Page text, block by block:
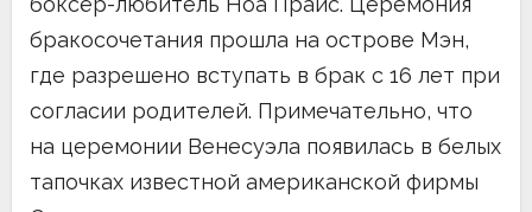
бракосочетания прошла на острове Мэн,
где разрешено вступать в брак с 16 лет при
согласии родителей. Примечательно, что
на церемонии Венесуэла появилась в белых
тапочках известной американской фирмы